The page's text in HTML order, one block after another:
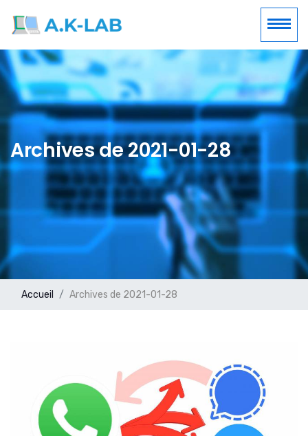
Archives de 2021-01-28
Accueil Archives de 2021-01-28